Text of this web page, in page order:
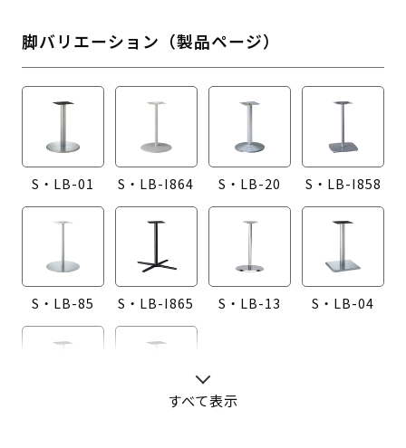
脚バリエーション（製品ページ）
S・LB-01 S・LB-I864 S・LB-20 S・LB-I858
S・LB-85 S・LB-I865 S・LB-13 S・LB-04
すべて表示